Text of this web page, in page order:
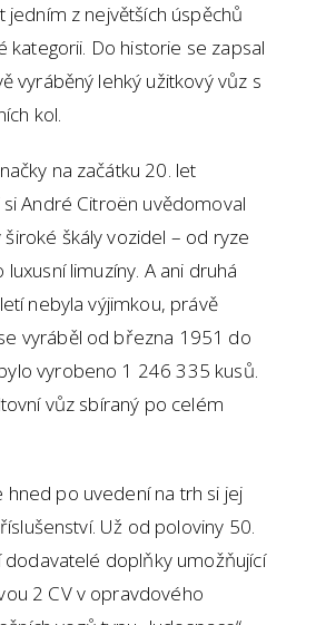
jedním z největších úspěchů
kategorii. Do historie se zapsal
vyráběný lehký užitkový vůz s
kol.
na začátku 20. let
André Citroën uvědomoval
škály vozidel – od ryze
limuzíny. A ani druhá
nebyla výjimkou, právě
vyráběl od března 1951 do
vyrobeno 1 246 335 kusů.
vůz sbíraný po celém
hned po uvedení na trh si jej
Už od poloviny 50.
dodavatelé doplňky umožňující
2 CV v opravdového